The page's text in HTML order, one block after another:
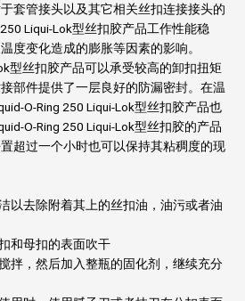
套管接头以及其它相关丝扣连接接头的
Liqui-Lok型丝扣胶产品工作性能稳
度变化造成的膨胀等因素的影响。
型丝扣胶产品可以承受较高的卸扣扭矩
部件提供了一层良好的防漏密封。在温
O-Ring 250 Liqui-Lok型丝扣胶产品也
O-Ring 250 Liqui-Lok型丝扣胶的产品
超过一个小时也可以保持其粘稠度的现
以去除附着其上的丝扣油，油污或者油
和母扣的表面吹干
拌，然后加入整瓶的固化剂，继续充分